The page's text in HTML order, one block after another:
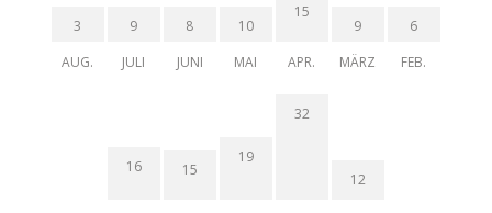
3
AUG.
9
JULI
8
JUNI
10
MAI
15
APR.
9
MÄRZ
6
FEB.
16 15
19
32
12